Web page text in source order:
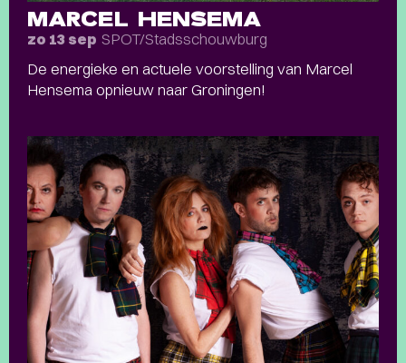
MARCEL HENSEMA
zo 13 sep SPOT/Stadsschouwburg
De energieke en actuele voorstelling van Marcel
Hensema opnieuw naar Groningen!